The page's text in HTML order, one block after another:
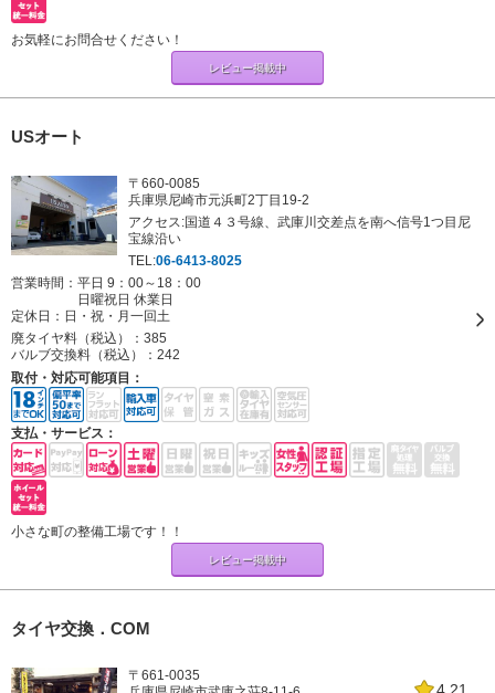
お気軽にお問合せください！
レビュー掲載中
USオート
〒660-0085
兵庫県尼崎市元浜町2丁目19-2
アクセス:国道４３号線、武庫川交差点を南へ信号1つ目尼
宝線沿い
TEL:06-6413-8025
営業時間：平日 9：00～18：00
日曜祝日 休業日
定休日： 日・祝・月一回土
廃タイヤ料（税込）： 385
バルブ交換料（税込）： 242
取付・対応可能項目：
支払・サービス：
小さな町の整備工場です！！
レビュー掲載中
タイヤ交換．COM
〒661-0035